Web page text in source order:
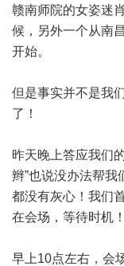
赣南师院的女姿迷
候，另外一个从南
开始。
但是事实并不是我
了！
昨天晚上答应我们
辫”也说没办法帮
都没有灰心！我们
在会场，等待时机！
早上10点左右，会